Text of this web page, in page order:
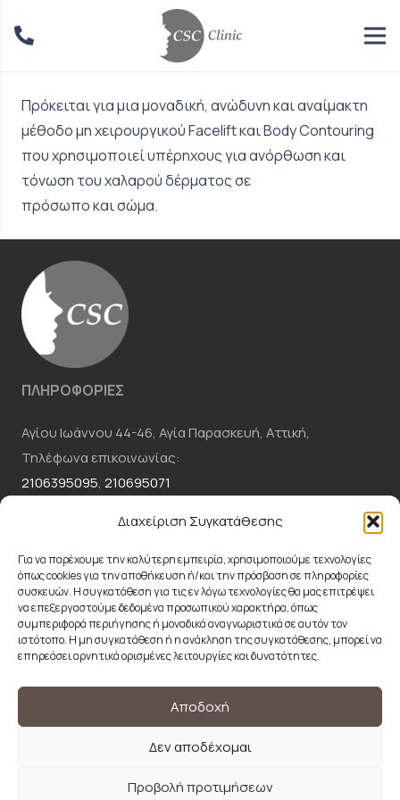
Διαχείριση Συγκατάθεσης
Για να παρέχουμε την καλύτερη εμπειρία, χρησιμοποιούμε τεχνολογίες
όπως cookies για την αποθήκευση ή/και την πρόσβαση σε πληροφορίες
συσκευών. Η συγκατάθεση για τις εν λόγω τεχνολογίες θα μας επιτρέψει
να επεξεργαστούμε δεδομένα προσωπικού χαρακτήρα, όπως
συμπεριφορά περιήγησης ή μοναδικά αναγνωριστικά σε αυτόν τον
ιστότοπο. Η μη συγκατάθεση ή η ανάκληση της συγκατάθεσης, μπορεί να
επηρεάσει αρνητικά ορισμένες λειτουργίες και δυνατότητες.
Αποδοχή
Δεν αποδέχομαι
Προβολή προτιμήσεων
Πρόκειται για μια μοναδική, ανώδυνη και αναίμακτη
μέθοδο μη χειρουργικού Facelift και Body Contouring
που χρησιμοποιεί υπέρηχους για ανόρθωση και
τόνωση του χαλαρού δέρματος σε
πρόσωπο και σώμα.
ΠΛΗΡΟΦΟΡΙΕΣ
Αγίου Ιωάννου 44-46, Αγία Παρασκευή, Αττική,
Τηλέφωνα επικοινωνίας:
2106395095, 210695071
ΕΠΙΚΟΙΝΩΝΗΣΤΕ ΜΑΖΙ ΜΑΣ
2106395095
CSC.DERMACLINIC@GMAIL.COM
© 2024 CSCdermaplastic| Designed and Developed by